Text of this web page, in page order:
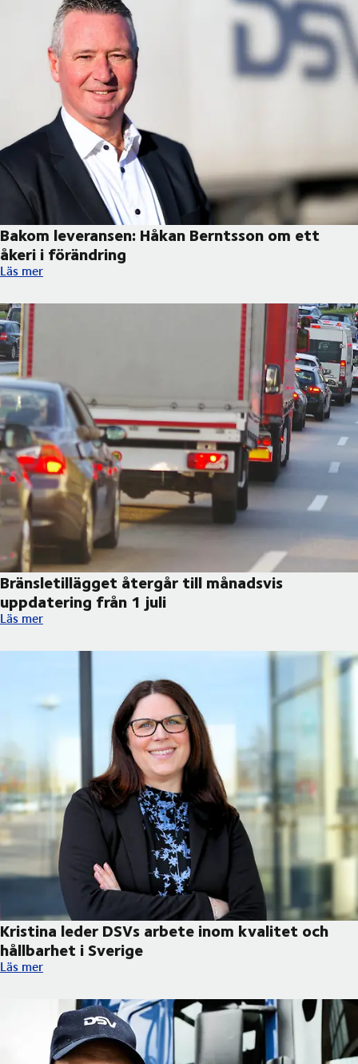
Bakom leveransen: Håkan Berntsson om ett
åkeri i förändring
Bakom leveransen: Håkan Berntsson om ett åkeri i förändring
Läs mer
Bränsletillägget återgår till månadsvis
uppdatering från 1 juli
Bränsletillägget återgår till månadsvis uppdatering från 1 juli
Läs mer
Kristina leder DSVs arbete inom kvalitet och
hållbarhet i Sverige
Kristina leder DSVs arbete inom kvalitet och hållbarhet i
Läs mer